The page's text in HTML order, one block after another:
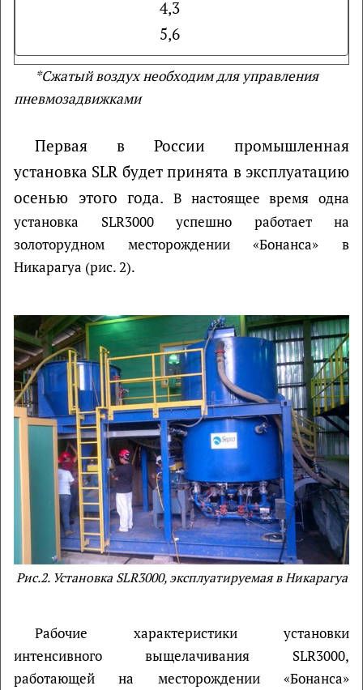
4,3
5,6
*Сжатый воздух необходим для управления
пневмозадвижками
Первая в России промышленная
установка SLR будет принята в эксплуатацию
осенью этого года. В настоящее время одна
установка SLR3000 успешно работает на
золоторудном месторождении «Бонанса» в
Никарагуа (рис. 2).
Рис.2. Установка SLR3000, эксплуатируемая в Никарагуа
Рабочие характеристики установки
интенсивного выщелачивания SLR3000,
работающей на месторождении «Бонанса»